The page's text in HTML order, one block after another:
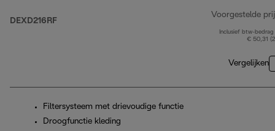
DEXD216RF
Voorgestelde
Inclusief btw-bedrag
€ 50,31
Vergelijken
Filtersysteem met drievoudige functie
Droogfunctie kleding